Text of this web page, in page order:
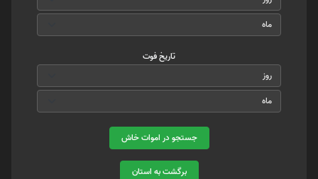
تاریخ فوت
جستجو در اموات خاش
برگشت به استان